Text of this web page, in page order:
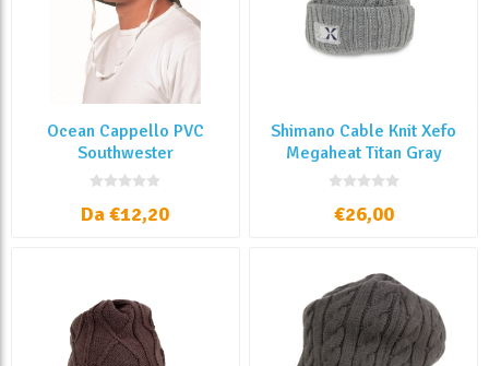
Ocean Cappello PVC
Southwester
Da €12,20
Shimano Cable Knit Xefo
Megaheat Titan Gray
€26,00